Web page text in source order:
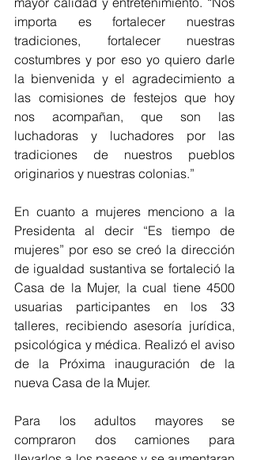
importa es fortalecer nuestras
tradiciones, fortalecer nuestras
costumbres y por eso yo quiero darle
la bienvenida y el agradecimiento a
las comisiones de festejos que hoy
nos acompañan, que son las
luchadoras y luchadores por las
tradiciones de nuestros pueblos
originarios y nuestras colonias.”
En cuanto a mujeres menciono a la
Presidenta al decir “Es tiempo de
mujeres” por eso se creó la dirección
de igualdad sustantiva se fortaleció la
Casa de la Mujer, la cual tiene 4500
usuarias participantes en los 33
talleres, recibiendo asesoría jurídica,
psicológica y médica. Realizó el aviso
de la Próxima inauguración de la
nueva Casa de la Mujer.
Para los adultos mayores se
compraron dos camiones para